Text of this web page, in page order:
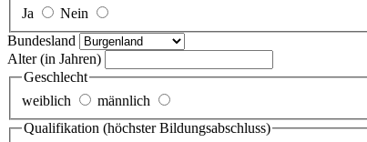
Ja
Nein
Bundesland
Alter(in Jahren)
Geschlecht
weiblich
männlich
Qualifikation (höchster Bildungsabschluss)